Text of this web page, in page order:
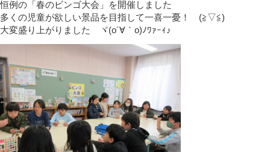
恒例の「春のビンゴ大会」を開催しました
多くの児童が欲しい景品を目指して一喜一憂！ (≧▽≦)
大変盛り上がりました ヾ(o´∀｀o)ﾉﾜｧｰｨ♪